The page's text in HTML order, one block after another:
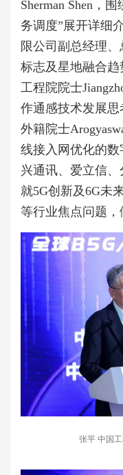
Sherman Shen，
务调度”展开详细
限公司副总经理
标志及星地融合
工程院院士
作通感技术发展
外籍院士
线接入网优化的
兴通讯、爱立信
就5G创新及6G未
等行业焦点问题，
张平 中国